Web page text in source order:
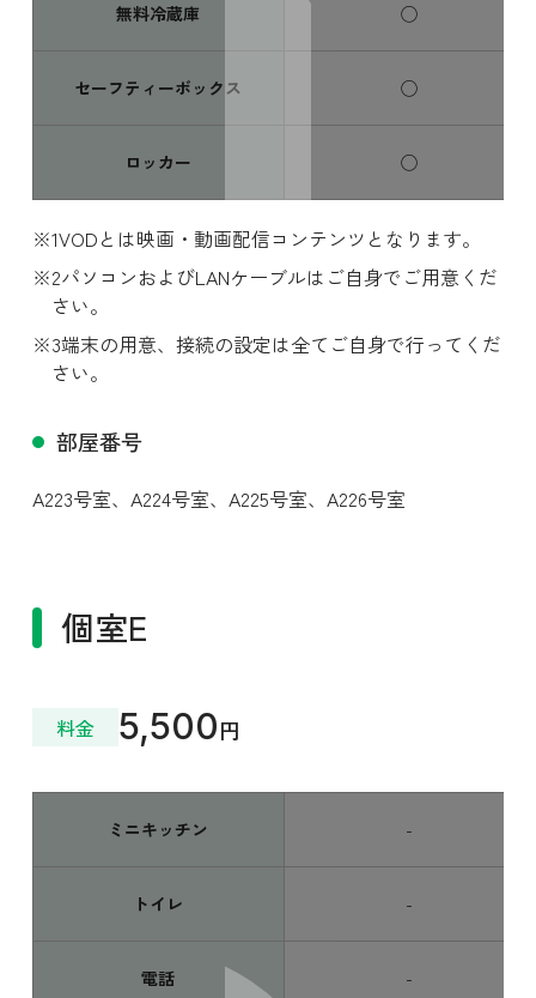
無料冷蔵庫 ◯
セーフティーボックス ◯
ロッカー ◯
VODとは映画・動画配信コンテンツとなります。
パソコンおよびLANケーブルはご自身でご用意くだ
さい。
端末の用意、接続の設定は全てご自身で行ってくだ
さい。
部屋番号
A223号室、 A224号室、 A225号室、 A226号室
個室E
料金 5,500円
ミニキッチン -
トイレ -
電話 -